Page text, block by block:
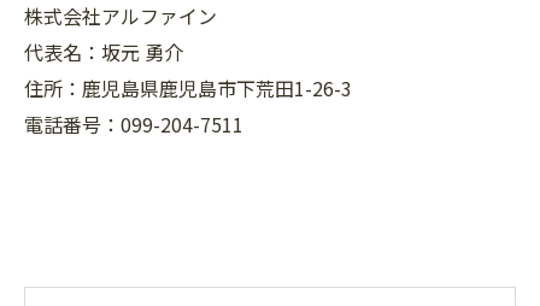
株式会社アルファイン
代表名：坂元 勇介
住所：鹿児島県鹿児島市下荒田1-26-3
電話番号：099-204-7511